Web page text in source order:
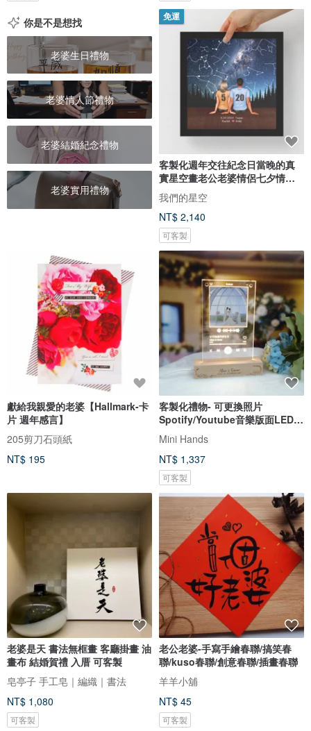
你是不是想找
老婆生日禮物
老婆情人節禮物
老婆結婚紀念禮物
老婆實用禮物
免運
客製化週年交往紀念日當晚的真
實星空畫老公老婆情侶七夕情人
節禮
我們的星空
NT$ 2,140
可客製
獻給我親愛的老婆【Hallmark-卡
片 週年感言】
205剪刀石頭紙
NT$ 195
客製化禮物- 可更換照片
Spotify/Youtube音樂版面LED
發光相架
Mini Hands
NT$ 1,337
可客製
老婆是天 書法無框畫 客廳掛畫 油
畫布 結婚賀禮 入厝 可客製
皂亭子 手工皂｜編織｜書法
NT$ 1,080
可客製
老公老婆-手寫手繪春聯/搞笑春
聯/kuso春聯/創意春聯/插畫春聯
羊羊小舖
NT$ 45
可客製